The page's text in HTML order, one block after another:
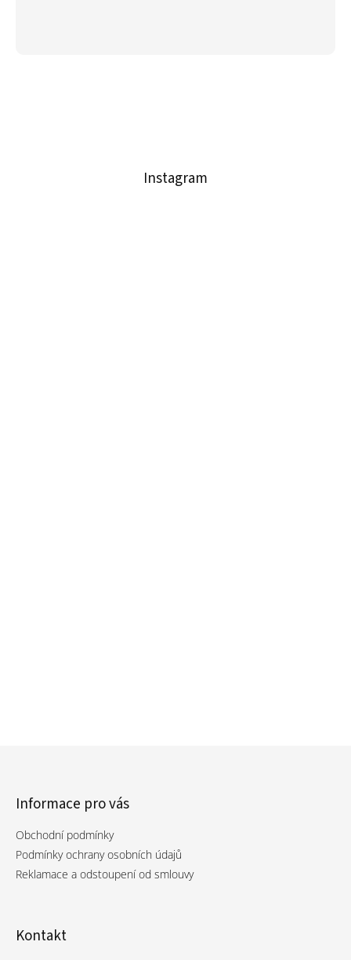
Instagram
Informace pro vás
Obchodní podmínky
Podmínky ochrany osobních údajů
Reklamace a odstoupení od smlouvy
Kontakt